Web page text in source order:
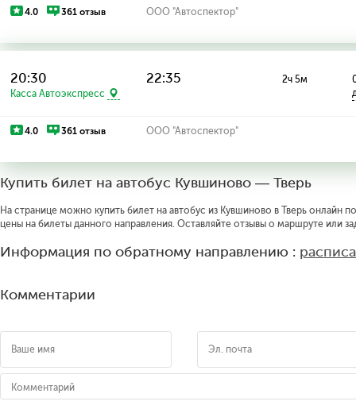
4.0 361 отзыв ООО "Автоспектор"
20:30
Касса Автоэкспресс
22:35 2ч 5м
4.0 361 отзыв ООО "Автоспектор"
Купить билет на автобус Кувшиново — Тверь
На странице можно купить билет на автобус из Кувшиново в Тверь онлайн
цены на билеты данного направления. Оставляйте отзывы о маршруте или
Информация по обратному направлению :
Комментарии